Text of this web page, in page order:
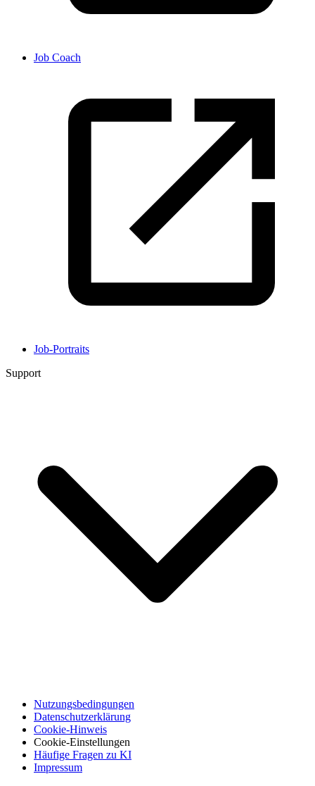
Job Coach
Job-Portraits
Support
Nutzungsbedingungen
Datenschutzerklärung
Cookie-Hinweis
Cookie-Einstellungen
Häufige Fragen zu KI
Impressum